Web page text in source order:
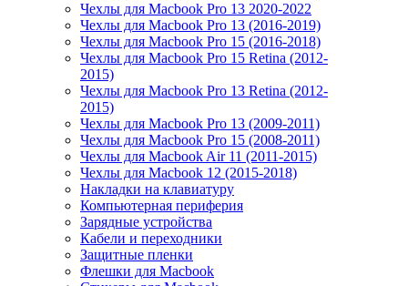
Чехлы для Macbook Pro 13 2020-2022
Чехлы для Macbook Pro 13 (2016-2019)
Чехлы для Macbook Pro 15 (2016-2018)
Чехлы для Macbook Pro 15 Retina (2012-
2015)
Чехлы для Macbook Pro 13 Retina (2012-
2015)
Чехлы для Macbook Pro 13 (2009-2011)
Чехлы для Macbook Pro 15 (2008-2011)
Чехлы для Macbook Air 11 (2011-2015)
Чехлы для Macbook 12 (2015-2018)
Накладки на клавиатуру
Компьютерная периферия
Зарядные устройства
Кабели и переходники
Защитные пленки
Флешки для Macbook